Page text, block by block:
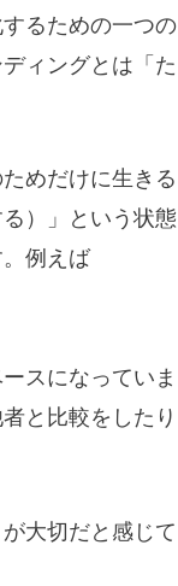
るための一つの
ィングとは「た
めだけに生きる
）」という状態
例えば
スになっていま
と比較をしたり
大切だと感じて